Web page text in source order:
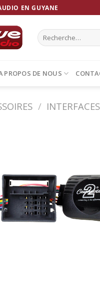
EN GUYANE
Recherche
pour :
PROPOS DE NOUS
/